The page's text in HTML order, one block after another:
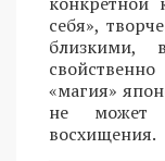
себя»,
близкими,
«магия»
не может
восхищения.